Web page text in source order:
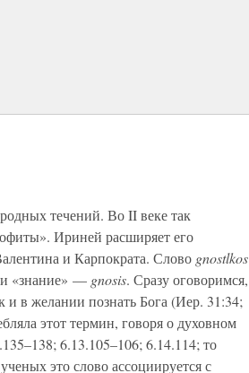
течений. Во II веке так
Ириней расширяет его
и Карпократа. Слово gnostlkos
«знание» — gnosis. Сразу оговоримся,
и в желании познать Бога (Иер. 31:34;
этот термин, говоря о духовном
6.13.105–106; 6.14.114; то
это слово ассоциируется с